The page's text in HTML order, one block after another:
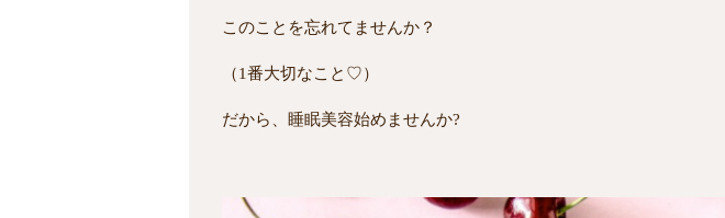
このことを忘れてませんか？
（1番大切なこと♡）
だから、睡眠美容始めませんか?